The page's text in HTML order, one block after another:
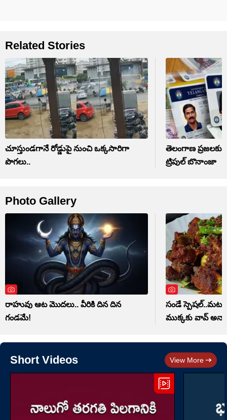
Related Stories
చూస్తుండగానే రోడ్డుపై నుంచి ఒక్కసారిగా
పొగలు..
తెలంగాణ ప్రజలకు
ట్రిపుల్ బొనాంజా
Photo Gallery
రాహువు ఆట మొదలు.. వీరికి దిన దిన
గండమే!
సండే స్పెషల్..మటన్
ముక్కకు వావ్
Short Videos View More